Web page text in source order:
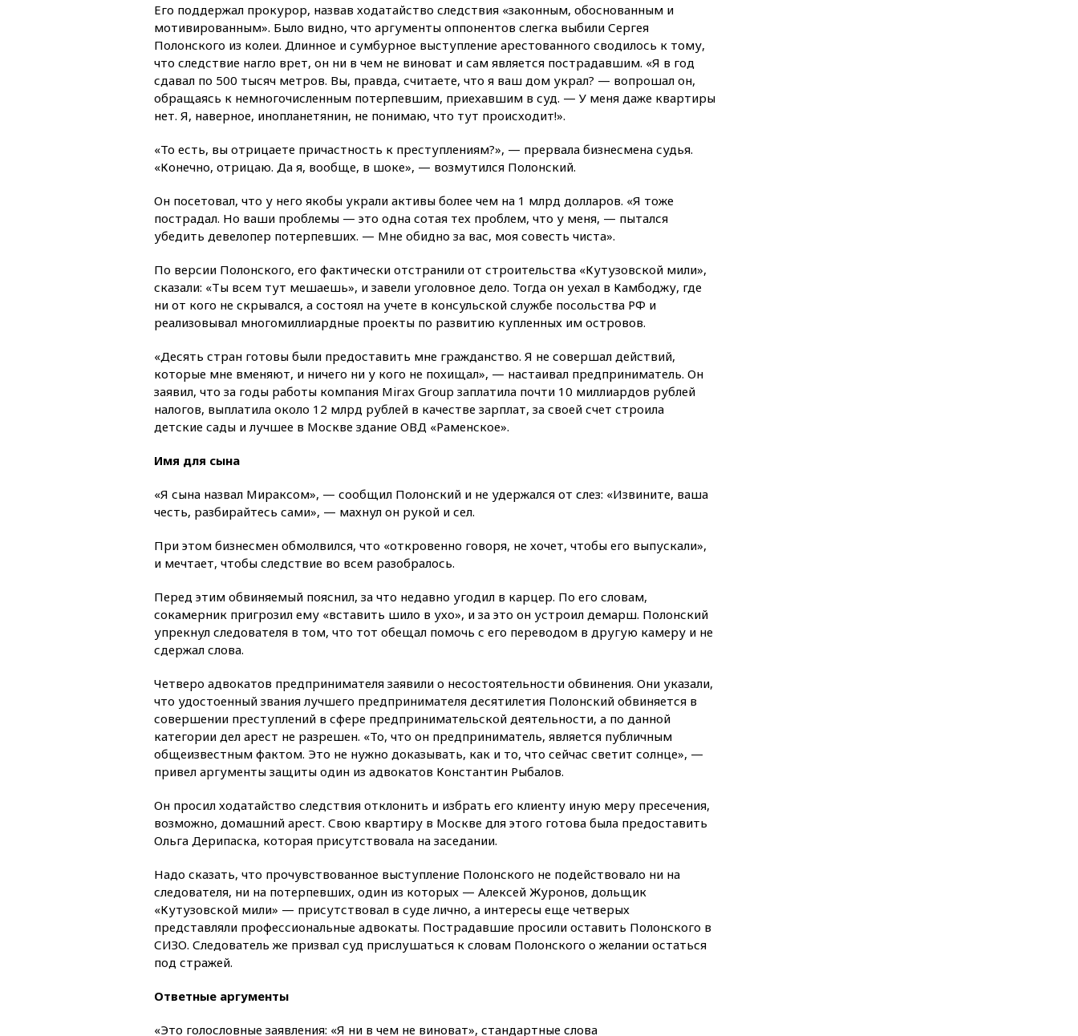
вчера, 22:59На башню
ресторана «Армения» в
Москве вернут утраченную
скульптуру балерины
вчера, 22:45 Литовец
протаранил погранпункт при
попытке попасть в Россию
анонсировал скорое
соглашение о прекращении
вчера, 22:15Три человека
получили ножевые ранения
при нападении в Чехии
выделить средства на новые
РЛС для Белгородской
области
вчера, 21:56The Atlantic: Маск
использовании Starlink для
атак вглубь РФ
вчера, 21:35После пожара на
складе в Брянске возбудили
Хорватии
НЛО
свыше 6,5 тысячи грузовиков
вчера, 20:53
Швыдкой:
«Интервидение» точно
вчера, 20:45 ПВО за день
сбила еще 75 украинских
беспилотников над Россией
вчера, 20:35Велосипедист
погиб при атаке FPV-дрона в
Белгородской области
заочно арестовали по делу о
финансировании
экстремизма
постановил остановить
строительство бального зала в
Белом доме
вчера, 20:15Сенат США
санкций против России и
Его поддержал прокурор, назвав ходатайство следствия «законным, обоснованным и
мотивированным». Было видно, что аргументы оппонентов слегка выбили Сергея
Полонского из колеи. Длинное и сумбурное выступление арестованного сводилось к тому,
что следствие нагло врет, он ни в чем не виноват и сам является пострадавшим. «Я в год
сдавал по 500 тысяч метров. Вы, правда, считаете, что я ваш дом украл? — вопрошал он,
обращаясь к немногочисленным потерпевшим, приехавшим в суд. — У меня даже квартиры
нет. Я, наверное, инопланетянин, не понимаю, что тут происходит!».
«То есть, вы отрицаете причастность к преступлениям?», — прервала бизнесмена судья.
«Конечно, отрицаю. Да я, вообще, в шоке», — возмутился Полонский.
Он посетовал, что у него якобы украли активы более чем на 1 млрд долларов. «Я тоже
пострадал. Но ваши проблемы — это одна сотая тех проблем, что у меня, — пытался
убедить девелопер потерпевших. — Мне обидно за вас, моя совесть чиста».
По версии Полонского, его фактически отстранили от строительства «Кутузовской мили»,
сказали: «Ты всем тут мешаешь», и завели уголовное дело. Тогда он уехал в Камбоджу, где
ни от кого не скрывался, а состоял на учете в консульской службе посольства РФ и
реализовывал многомиллиардные проекты по развитию купленных им островов.
«Десять стран готовы были предоставить мне гражданство. Я не совершал действий,
которые мне вменяют, и ничего ни у кого не похищал», — настаивал предприниматель. Он
заявил, что за годы работы компания Mirax Group заплатила почти 10 миллиардов рублей
налогов, выплатила около 12 млрд рублей в качестве зарплат, за своей счет строила
детские сады и лучшее в Москве здание ОВД «Раменское».
Имя для сына
«Я сына назвал Мираксом», — сообщил Полонский и не удержался от слез: «Извините, ваша
честь, разбирайтесь сами», — махнул он рукой и сел.
При этом бизнесмен обмолвился, что «откровенно говоря, не хочет, чтобы его выпускали»,
и мечтает, чтобы следствие во всем разобралось.
Перед этим обвиняемый пояснил, за что недавно угодил в карцер. По его словам,
сокамерник пригрозил ему «вставить шило в ухо», и за это он устроил демарш. Полонский
упрекнул следователя в том, что тот обещал помочь с его переводом в другую камеру и не
сдержал слова.
Четверо адвокатов предпринимателя заявили о несостоятельности обвинения. Они указали,
что удостоенный звания лучшего предпринимателя десятилетия Полонский обвиняется в
совершении преступлений в сфере предпринимательской деятельности, а по данной
категории дел арест не разрешен. «То, что он предприниматель, является публичным
общеизвестным фактом. Это не нужно доказывать, как и то, что сейчас светит солнце», —
привел аргументы защиты один из адвокатов Константин Рыбалов.
Он просил ходатайство следствия отклонить и избрать его клиенту иную меру пресечения,
возможно, домашний арест. Свою квартиру в Москве для этого готова была предоставить
Ольга Дерипаска, которая присутствовала на заседании.
Надо сказать, что прочувствованное выступление Полонского не подействовало ни на
следователя, ни на потерпевших, один из которых — Алексей Журонов, дольщик
«Кутузовской мили» — присутствовал в суде лично, а интересы еще четверых
представляли профессиональные адвокаты. Пострадавшие просили оставить Полонского в
СИЗО. Следователь же призвал суд прислушаться к словам Полонского о желании остаться
под стражей.
Ответные аргументы
«Это голословные заявления: «Я ни в чем не виноват», стандартные слова